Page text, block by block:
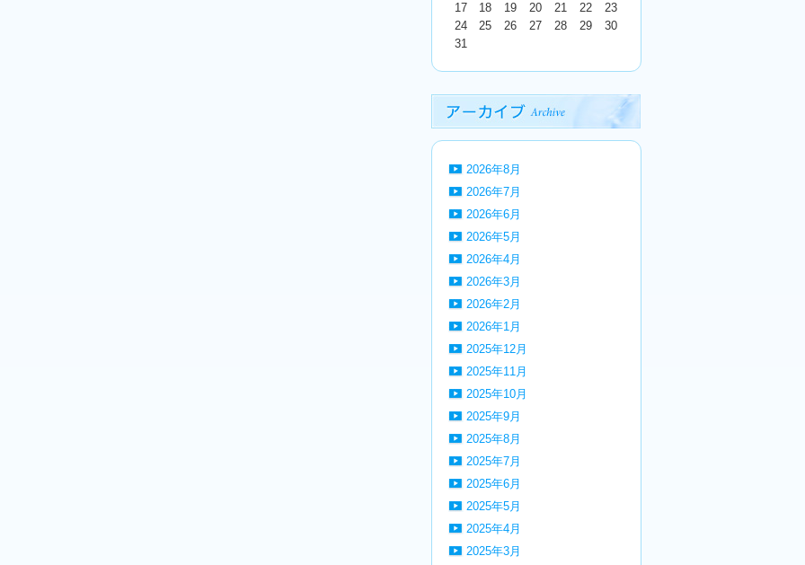
17
18 19 20 21 22
23
24
25 26 27 28 29
30
31
2026年8月
2026年7月
2026年6月
2026年5月
2026年4月
2026年3月
2026年2月
2026年1月
2025年12月
2025年11月
2025年10月
2025年9月
2025年8月
2025年7月
2025年6月
2025年5月
2025年4月
2025年3月